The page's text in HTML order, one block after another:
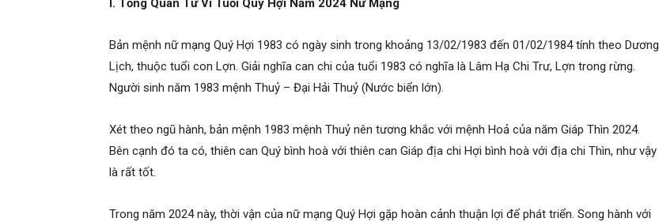
Bản mệnh nữ mạng Quý Hợi 1983 có ngày sinh trong khoảng 13/02/1983 đến 01/02/1984 tính theo Dương
Lịch, thuộc tuổi con Lợn. Giải nghĩa can chi của tuổi 1983 có nghĩa là Lâm Hạ Chi Trư, Lợn trong rừng.
Người sinh năm 1983 mệnh Thuỷ – Đại Hải Thuỷ (Nước biển lớn).
Xét theo ngũ hành, bản mệnh 1983 mệnh Thuỷ nên tương khắc với mệnh Hoả của năm Giáp Thìn 2024.
Bên cạnh đó ta có, thiên can Quý bình hoà với thiên can Giáp địa chi Hợi bình hoà với địa chi Thìn, như vậy
là rất tốt.
Trong năm 2024 này, thời vận của nữ mạng Quý Hợi gặp hoàn cảnh thuận lợi để phát triển. Song hành với